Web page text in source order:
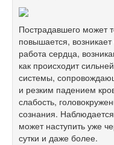
Пострадавшего может
повышается,
работа сердца,
как происходит
системы,
и резким падением
слабость,
сознания.
может наступить уже
сутки и даже более.